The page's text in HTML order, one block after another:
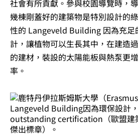
社會有所貢獻。參與校園導覽時，
幾棟剛蓋好的建築物是特別設計的
性的 Langeveld Building 因為充足
計，讓植物可以生長其中，在建造
的建材，裝設的太陽能板與熱泵更
率。